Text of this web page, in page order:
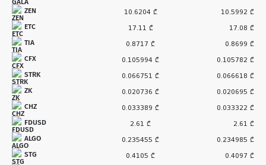
ZEN 10.6204 ₾ 10.5992 ₾
ETC 17.11 ₾ 17.08 ₾
TIA 0.8717 ₾ 0.8699 ₾
CFX 0.105994 ₾ 0.105782 ₾
STRK 0.066751 ₾ 0.066618 ₾
ZK 0.020736 ₾ 0.020695 ₾
CHZ 0.033389 ₾ 0.033322 ₾
FDUSD 2.61 ₾ 2.61 ₾
ALGO 0.235455 ₾ 0.234985 ₾
STG 0.4105 ₾ 0.4097 ₾